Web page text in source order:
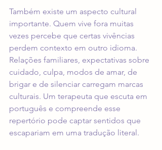
Também existe um aspecto cultural
importante. Quem vive fora muitas
vezes percebe que certas vivências
perdem contexto em outro idioma.
Relações familiares, expectativas sobre
cuidado, culpa, modos de amar, de
brigar e de silenciar carregam marcas
culturais. Um terapeuta que escuta em
português e compreende esse
repertório pode captar sentidos que
escapariam em uma tradução literal.